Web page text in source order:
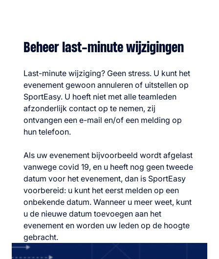
Beheer last-minute wijzigingen
Last-minute wijziging? Geen stress. U kunt het
evenement gewoon annuleren of uitstellen op
SportEasy. U hoeft niet met alle teamleden
afzonderlijk contact op te nemen, zij
ontvangen een e-mail en/of een melding op
hun telefoon.
Als uw evenement bijvoorbeeld wordt afgelast
vanwege covid 19, en u heeft nog geen tweede
datum voor het evenement, dan is SportEasy
voorbereid: u kunt het eerst melden op een
onbekende datum. Wanneer u meer weet, kunt
u de nieuwe datum toevoegen aan het
evenement en worden uw leden op de hoogte
gebracht.